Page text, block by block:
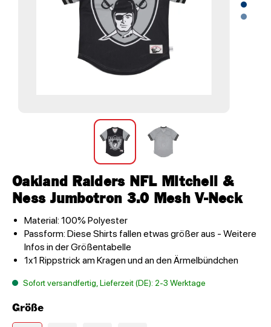
Oakland Raiders NFL Mitchell &
Ness Jumbotron 3.0 Mesh V-Neck
Material: 100% Polyester
Passform: Diese Shirts fallen etwas größer aus - Weitere
Infos in der Größentabelle
1x1 Rippstrick am Kragen und an den Ärmelbündchen
Sofort versandfertig, Lieferzeit (DE): 2-3 Werktage
Größe